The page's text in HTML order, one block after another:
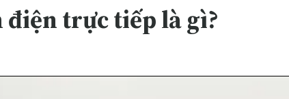
điện trực tiếp là gì?